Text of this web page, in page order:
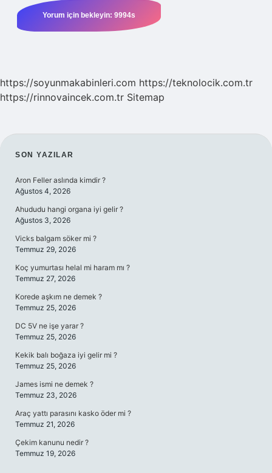
https://soyunmakabinleri.com https://teknolocik.com.tr
https://rinnovaincek.com.tr Sitemap
SIDEBAR
SON YAZILAR
Aron Feller aslında kimdir ?
Ağustos 4, 2026
Ahududu hangi organa iyi gelir ?
Ağustos 3, 2026
Vicks balgam söker mi ?
Temmuz 29, 2026
Koç yumurtası helal mi haram mı ?
Temmuz 27, 2026
Korede aşkım ne demek ?
Temmuz 25, 2026
DC 5V ne işe yarar ?
Temmuz 25, 2026
Kekik balı boğaza iyi gelir mi ?
Temmuz 25, 2026
James ismi ne demek ?
Temmuz 23, 2026
Araç yattı parasını kasko öder mi ?
Temmuz 21, 2026
Çekim kanunu nedir ?
Temmuz 19, 2026